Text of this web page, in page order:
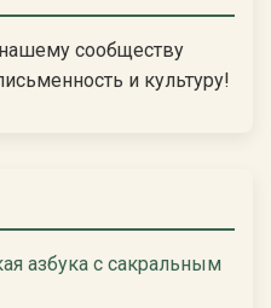
сообществу
и культуру!
азбука с сакральным